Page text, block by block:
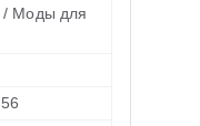
/ Моды для